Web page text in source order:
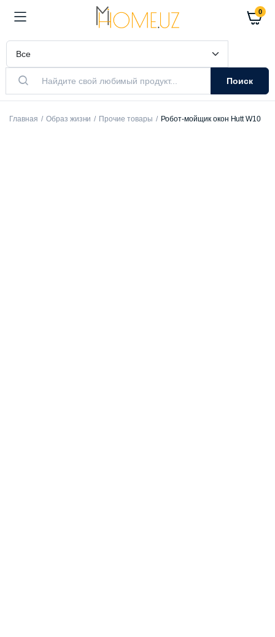
0
Поиск
Главная Образ жизни Прочие товары Робот-мойщик окон Hutt W10